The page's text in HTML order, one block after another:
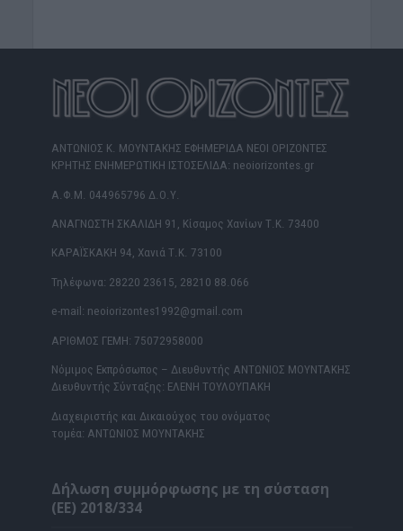
ΑΝΤΩΝΙΟΣ Κ. ΜΟΥΝΤΑΚΗΣ ΕΦΗΜΕΡΙΔΑ ΝΕΟΙ ΟΡΙΖΟΝΤΕΣ
ΚΡΗΤΗΣ ΕΝΗΜΕΡΩΤΙΚΗ ΙΣΤΟΣΕΛΙΔΑ: neoiorizontes.gr
Α.Φ.Μ. 044965796 Δ.Ο.Υ.
ΑΝΑΓΝΩΣΤΗ ΣΚΑΛΙΔΗ 91, Κίσαμος Χανίων Τ.Κ. 73400
ΚΑΡΑΪΣΚΑΚΗ 94, Χανιά Τ.Κ. 73100
Τηλέφωνα: 28220 23615, 28210 88.066
e-mail: neoiorizontes1992@gmail.com
ΑΡΙΘΜΟΣ ΓΕΜΗ: 75072958000
Νόμιμος Εκπρόσωπος – Διευθυντής ΑΝΤΩΝΙΟΣ ΜΟΥΝΤΑΚΗΣ
Διευθυντής Σύνταξης: ΕΛΕΝΗ ΤΟΥΛΟΥΠΑΚΗ
Διαχειριστής και Δικαιούχος του ονόματος
τομέα: ΑΝΤΩΝΙΟΣ ΜΟΥΝΤΑΚΗΣ
Δήλωση συμμόρφωσης με τη σύσταση
(ΕΕ) 2018/334